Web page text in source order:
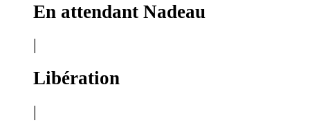
En attendant Nadeau
Libération
|